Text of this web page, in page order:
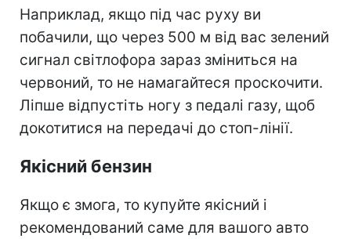
Наприклад, якщо під час руху ви
побачили, що через 500 м від вас зелений
сигнал світлофора зараз зміниться на
червоний, то не намагайтеся проскочити.
Ліпше відпустіть ногу з педалі газу, щоб
докотитися на передачі до стоп-лінії.
Якісний бензин
Якщо є змога, то купуйте якісний і
рекомендований саме для вашого авто